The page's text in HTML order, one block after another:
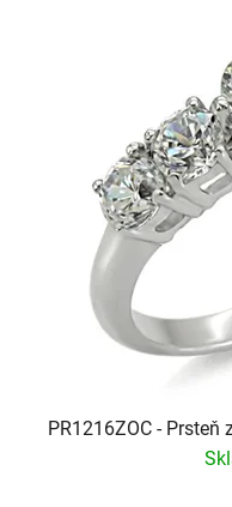
PR1216ZOC -